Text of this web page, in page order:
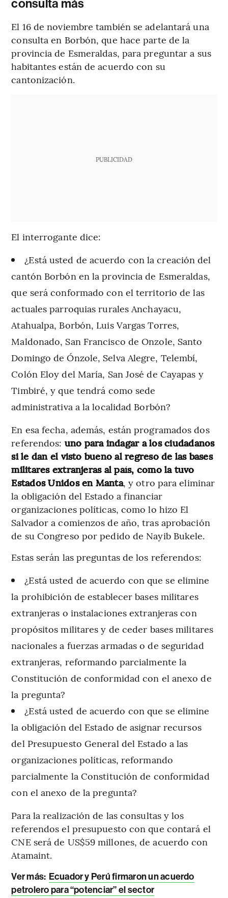
consulta más
El 16 de noviembre también se adelantará una
consulta en Borbón, que hace parte de la
provincia de Esmeraldas, para preguntar a sus
habitantes están de acuerdo con su
cantonización.
PUBLICIDAD
El interrogante dice:
¿Está usted de acuerdo con la creación del
cantón Borbón en la provincia de Esmeraldas,
que será conformado con el territorio de las
actuales parroquias rurales Anchayacu,
Atahualpa, Borbón, Luis Vargas Torres,
Maldonado, San Francisco de Onzole, Santo
Domingo de Ónzole, Selva Alegre, Telembí,
Colón Eloy del María, San José de Cayapas y
Timbiré, y que tendrá como sede
administrativa a la localidad Borbón?
En esa fecha, además, están programados dos
referendos: uno para indagar a los ciudadanos
si le dan el visto bueno al regreso de las bases
militares extranjeras al país, como la tuvo
Estados Unidos en Manta, y otro para eliminar
la obligación del Estado a financiar
organizaciones políticas, como lo hizo El
Salvador a comienzos de año, tras aprobación
de su Congreso por pedido de Nayib Bukele.
Estas serán las preguntas de los referendos:
¿Está usted de acuerdo con que se elimine
la prohibición de establecer bases militares
extranjeras o instalaciones extranjeras con
propósitos militares y de ceder bases militares
nacionales a fuerzas armadas o de seguridad
extranjeras, reformando parcialmente la
Constitución de conformidad con el anexo de
la pregunta?
¿Está usted de acuerdo con que se elimine
la obligación del Estado de asignar recursos
del Presupuesto General del Estado a las
organizaciones políticas, reformando
parcialmente la Constitución de conformidad
con el anexo de la pregunta?
Para la realización de las consultas y los
referendos el presupuesto con que contará el
CNE será de US$59 millones, de acuerdo con
Atamaint.
Ver más: Ecuador y Perú firmaron un acuerdo
petrolero para “potenciar” el sector